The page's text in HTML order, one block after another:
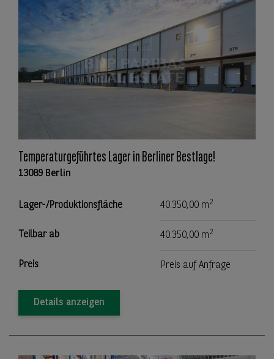
Temperaturgeführtes Lager in Berliner Bestlage!
13089 Berlin
Lager-/Produktionsfläche 40.350,00 m2
Teilbar ab 40.350,00 m2
Preis Preis auf Anfrage
Details anzeigen